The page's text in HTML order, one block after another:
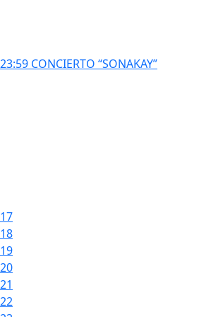
23:59 CONCIERTO “SONAKAY”
17
18
19
20
21
22